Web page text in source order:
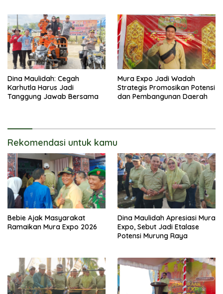
Dina Maulidah: Cegah
Karhutla Harus Jadi
Tanggung Jawab Bersama
Mura Expo Jadi Wadah
Strategis Promosikan Potensi
dan Pembangunan Daerah
Rekomendasi untuk kamu
Bebie Ajak Masyarakat
Ramaikan Mura Expo 2026
Dina Maulidah Apresiasi Mura
Expo, Sebut Jadi Etalase
Potensi Murung Raya